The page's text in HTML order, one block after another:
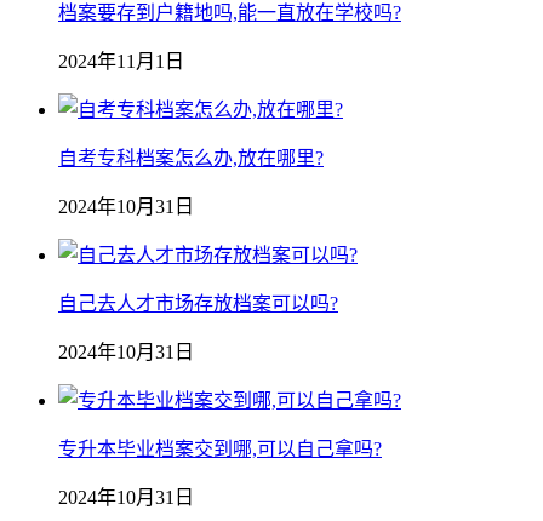
档案要存到户籍地吗,能一直放在学校吗?
2024年11月1日
自考专科档案怎么办,放在哪里?
2024年10月31日
自己去人才市场存放档案可以吗?
2024年10月31日
专升本毕业档案交到哪,可以自己拿吗?
2024年10月31日